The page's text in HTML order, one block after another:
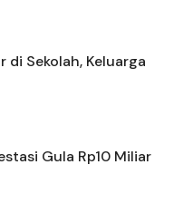
di Sekolah, Keluarga
Gula Rp10 Miliar